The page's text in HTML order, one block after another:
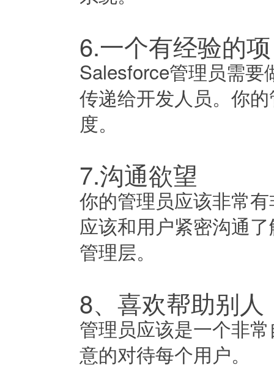
6.一个有经验的
Salesforce管理员需要
传递给开发人员。你
度。
7.沟通欲望
你的管理员应该非常
应该和用户紧密沟通
管理层。
8、喜欢帮助别人
管理员应该是一个非
意的对待每个用户。